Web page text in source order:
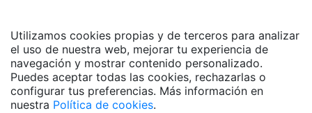
Utilizamos cookies propias y de terceros para analizar
el uso de nuestra web, mejorar tu experiencia de
navegación y mostrar contenido personalizado.
Puedes aceptar todas las cookies, rechazarlas o
configurar tus preferencias. Más información en
nuestra Política de cookies.